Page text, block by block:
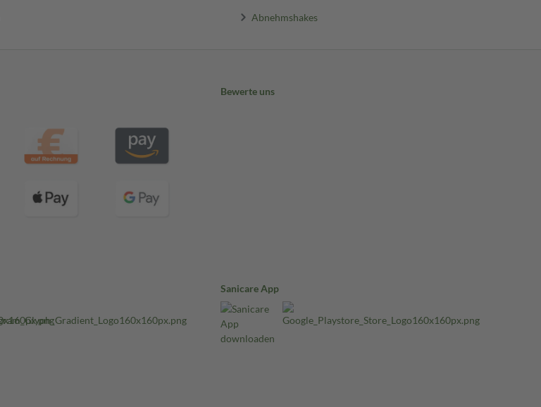
Abnehmshakes
Bewerte uns
Sanicare App